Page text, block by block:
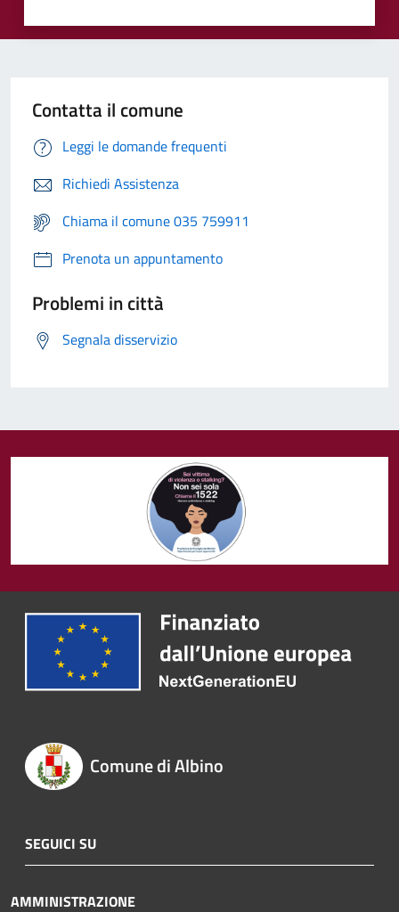
Contatta il comune
Leggi le domande frequenti
Richiedi Assistenza
Chiama il comune 035 759911
Prenota un appuntamento
Problemi in città
Segnala disservizio
Comune di Albino
SEGUICI SU
AMMINISTRAZIONE